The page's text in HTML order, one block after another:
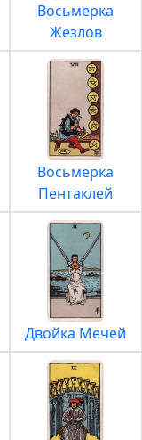
Восьмерка
Жезлов
Восьмерка
Пентаклей
Двойка Мечей